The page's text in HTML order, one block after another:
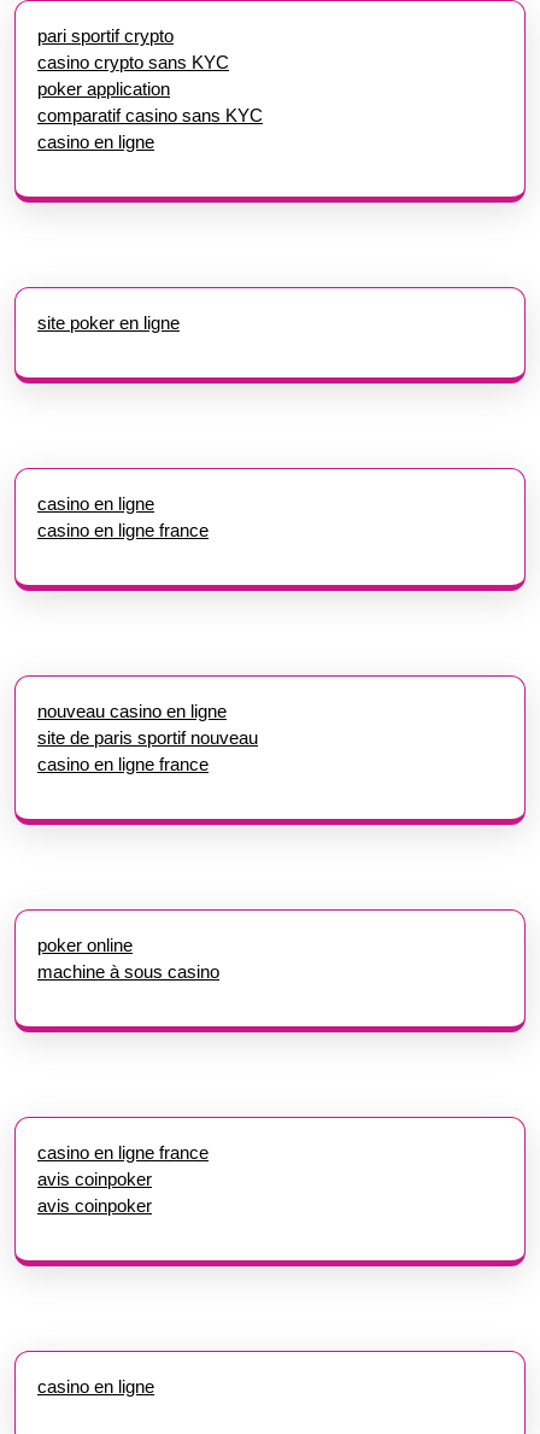
pari sportif crypto
casino crypto sans KYC
poker application
comparatif casino sans KYC
casino en ligne
site poker en ligne
casino en ligne
casino en ligne france
nouveau casino en ligne
site de paris sportif nouveau
casino en ligne france
poker online
machine à sous casino
casino en ligne france
avis coinpoker
avis coinpoker
casino en ligne